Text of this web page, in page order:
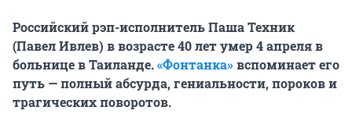
Российский рэп-исполнитель Паша Техник
(Павел Ивлев) в возрасте 40 лет умер 4 апреля в
больнице в Таиланде.«Фонтанка»вспоминает его
путь — полный абсурда, гениальности, пороков и
трагических поворотов.